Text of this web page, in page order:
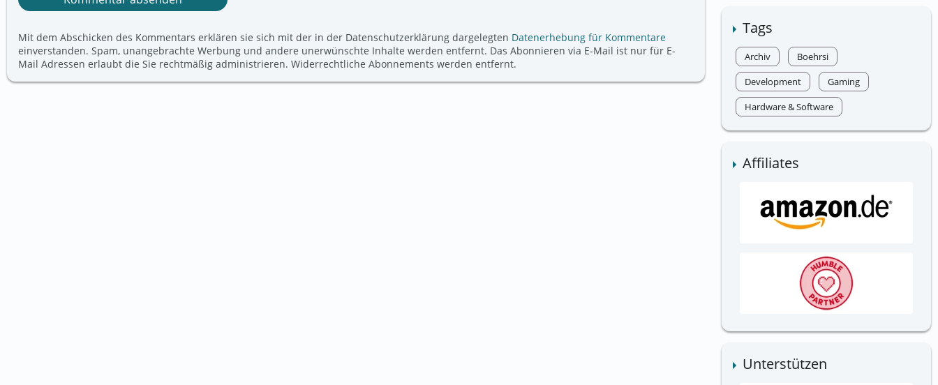
Tags
Archiv
Boehrsi
Development
Gaming
Hardware & Software
Affiliates
Unterstützen
Mit dem Abschicken des Kommentars erklären sie sich mit der in der Datenschutzerklärung dargelegten Datenerhebung für Kommentare
einverstanden. Spam, unangebrachte Werbung und andere unerwünschte Inhalte werden entfernt. Das Abonnieren via E-Mail ist nur für E-
Mail Adressen erlaubt die Sie rechtmäßig administrieren. Widerrechtliche Abonnements werden entfernt.